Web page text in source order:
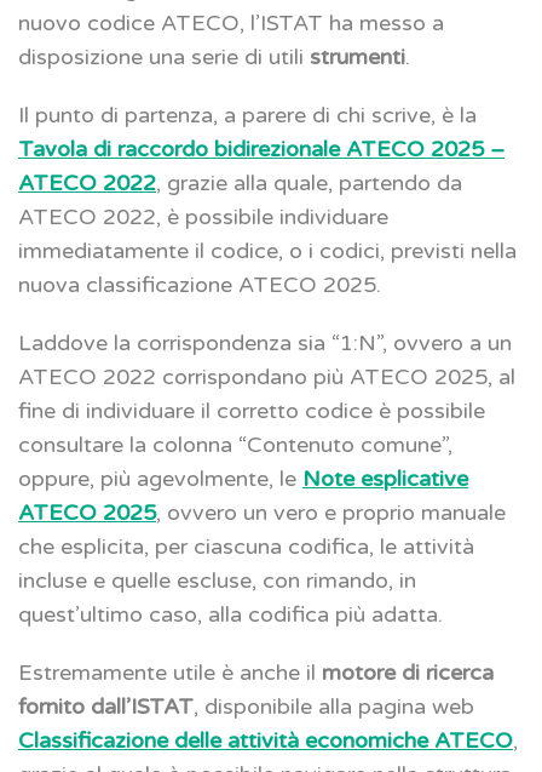
nuovo codice ATECO, l’ISTAT ha messo a
disposizione una serie di utili strumenti.
Il punto di partenza, a parere di chi scrive, è la
Tavola di raccordo bidirezionale ATECO 2025 –
ATECO 2022, grazie alla quale, partendo da
ATECO 2022, è possibile individuare
immediatamente il codice, o i codici, previsti nella
nuova classificazione ATECO 2025.
Laddove la corrispondenza sia “1:N”, ovvero a un
ATECO 2022 corrispondano più ATECO 2025, al
fine di individuare il corretto codice è possibile
consultare la colonna “Contenuto comune”,
oppure, più agevolmente, le Note esplicative
ATECO 2025, ovvero un vero e proprio manuale
che esplicita, per ciascuna codifica, le attività
incluse e quelle escluse, con rimando, in
quest’ultimo caso, alla codifica più adatta.
Estremamente utile è anche il motore di ricerca
fornito dall’ISTAT, disponibile alla pagina web
Classificazione delle attività economiche ATECO,